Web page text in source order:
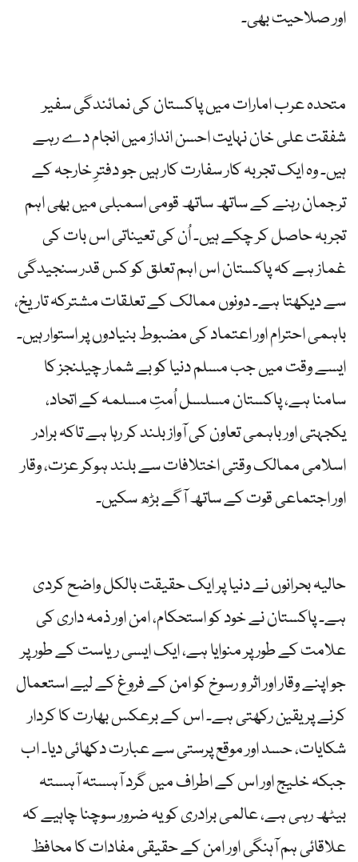
اور صلاحیت بھی۔
متحدہ عرب امارات میں پاکستان کی نمائندگی سفیر
شفقت علی خان نہایت احسن انداز میں انجام دے رہے
ہیں۔ وہ ایک تجربہ کار سفارت کار ہیں جو دفترِ خارجہ کے
ترجمان رہنے کے ساتھ ساتھ قومی اسمبلی میں بھی اہم
تجربہ حاصل کر چکے ہیں۔ اُن کی تعیناتی اس بات کی
غماز ہے کہ پاکستان اس اہم تعلق کو کس قدر سنجیدگی
سے دیکھتا ہے۔ دونوں ممالک کے تعلقات مشترکہ تاریخ،
باہمی احترام اور اعتماد کی مضبوط بنیادوں پر استوار ہیں۔
ایسے وقت میں جب مسلم دنیا کو بے شمار چیلنجز کا
سامنا ہے، پاکستان مسلسل اُمتِ مسلمہ کے اتحاد،
یکجہتی اور باہمی تعاون کی آواز بلند کر رہا ہے تاکہ برادر
اسلامی ممالک وقتی اختلافات سے بلند ہوکر عزت، وقار
اور اجتماعی قوت کے ساتھ آگے بڑھ سکیں۔
حالیہ بحرانوں نے دنیا پر ایک حقیقت بالکل واضح کردی
ہے۔ پاکستان نے خود کو استحکام، امن اور ذمہ داری کی
علامت کے طور پر منوایا ہے، ایک ایسی ریاست کے طور پر
جو اپنے وقار اور اثر و رسوخ کو امن کے فروغ کے لیے استعمال
کرنے پر یقین رکھتی ہے۔ اس کے برعکس بھارت کا کردار
شکایات، حسد اور موقع پرستی سے عبارت دکھائی دیا۔ اب
جبکہ خلیج اور اس کے اطراف میں گرد آہستہ آہستہ
بیٹھ رہی ہے، عالمی برادری کو یہ ضرور سوچنا چاہیے کہ
علاقائی ہم آہنگی اور امن کے حقیقی مفادات کا محافظ